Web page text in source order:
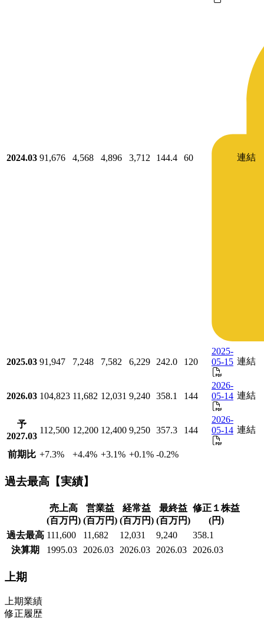
2024.03 91,676 4,568 4,896 3,712 144.4 60 連結
2025.03 91,947 7,248 7,582 6,229 242.0 120
2025-
05-15 連結
2026.03 104,823 11,682 12,031 9,240 358.1 144
2026-
05-14 連結
予
2027.03
112,500 12,200 12,400 9,250 357.3 144
2026-
05-14 連結
前期比 +7.3% +4.4% +3.1% +0.1% -0.2%
過去最高【実績】
売上高
(百万円)
営業益
(百万円)
経常益
(百万円)
最終益
(百万円)
修正１株益
(円)
過去最高 111,600 11,682 12,031 9,240
358.1
決算期
1995.03 2026.03 2026.03 2026.03 2026.03
上期
上期業績
修正履歴